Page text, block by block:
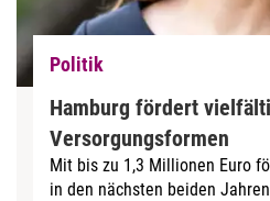
Politik
Hamburg fördert
Versorgungsformen
Mit bis zu 1,3 Millionen Euro
in den nächsten beiden